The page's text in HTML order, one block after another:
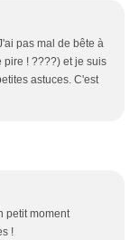
pas mal de bête à
pire ! ????) et je suis
astuces. C'est
petit moment
!